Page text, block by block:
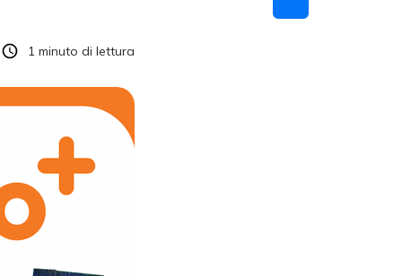
1 minuto di lettura